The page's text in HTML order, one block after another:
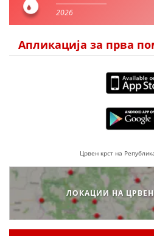
2026
Апликација за прва
Црвен крст на
ЛОКАЦИИ НА